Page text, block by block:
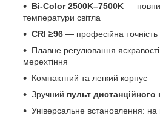
Bi-Color 2500K–7500K —
температури світла
CRI ≥96 — професійна точність
Плавне регулювання
мерехтіння
Компактний та легкий корпус
Зручний пульт дистанційного
Універсальне встановлення: